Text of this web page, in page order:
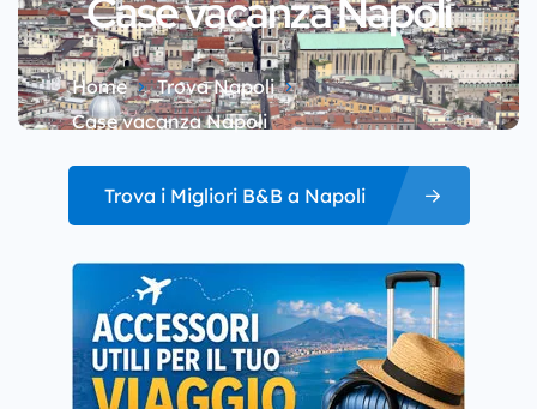
Case vacanza Napoli
Home
Trova Napoli
Case vacanza Napoli
Trova i Migliori B&B a Napoli